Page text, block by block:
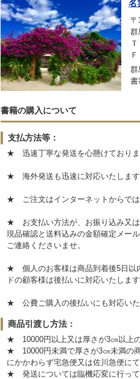
名
〒
群
書籍の購入について
支払方法等：
★ 迅速丁寧な発送を心懸けており
★ 海外発送も迅速に対応いたしま
★ ご注文はインターネットからでは
★ お支払い方法が、お振り込み又は
現品確認と送料込みの金額確定メー
ご連絡くださいませ。
★ 個人のお客様は商品到着後5日以
ドの顧客様は後払いに対応いたしま
★ 公費ご購入の後払いにも対応いた
商品引渡し方法：
★ 10000円以上又は厚さが3㎝以上
★ 10000円未満で厚さが3㎝未満の
にかかわらず宅急便又は佐川急便に
★ 発送については臨機応変に行っ